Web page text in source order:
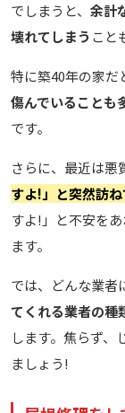
でしまうと、 余計
壊れてしまう こと
特に築40年の家だ
傷んでいることも
です。
さらに、最近は悪
すよ!」と突然訪
すよ!」と不安を
ます。
では、どんな業者
てくれる業者の種
します。焦らず、
ましょう!